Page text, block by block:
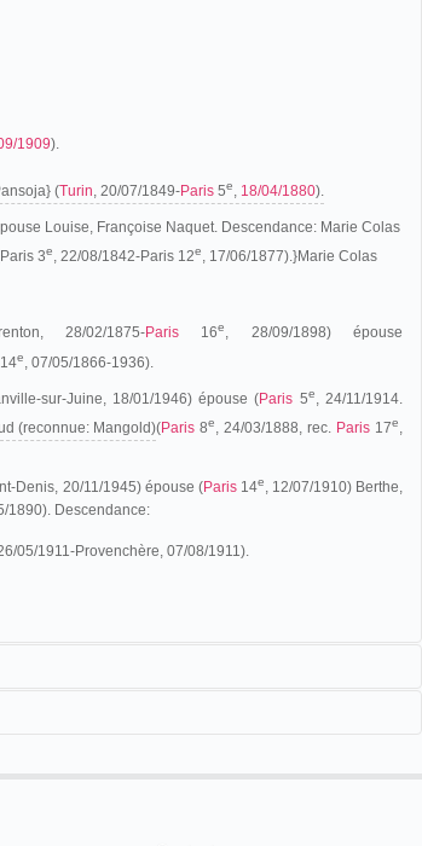
1909).
(Turin, 20/07/1849-Paris 5e, 18/04/1880).
Louise, Françoise Naquet. Descendance: Marie Colas
3e, 22/08/1842-Paris 12e, 17/06/1877).}Marie Colas
28/02/1875-Paris 16e, 28/09/1898) épouse
14e, 07/05/1866-1936).
sur-Juine, 18/01/1946) épouse (Paris 5e, 24/11/1914.
(reconnue: Mangold)(Paris 8e, 24/03/1888, rec. Paris 17e,
Denis, 20/11/1945) épouse (Paris14e, 12/07/1910) Berthe,
1890). Descendance:
05/1911-Provenchère, 07/08/1911).